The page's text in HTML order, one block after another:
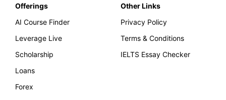
Offerings
AI Course Finder
Leverage Live
Scholarship
Loans
Forex
Other Links
Privacy Policy
Terms & Conditions
IELTS Essay Checker